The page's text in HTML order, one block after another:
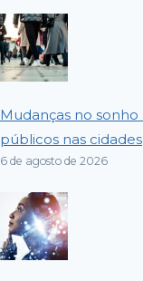
Mudanças no
públicos nas cidades
6 de agosto de 2026